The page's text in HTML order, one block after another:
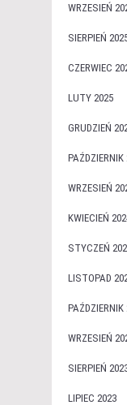
WRZESIEŃ
SIERPIEŃ
CZERWIEC
LUTY 2025
GRUDZIEŃ
PAŹDZIERNIK
WRZESIEŃ
KWIECIEŃ
STYCZEŃ
LISTOPAD
PAŹDZIERNIK
WRZESIEŃ
SIERPIEŃ
LIPIEC 2023